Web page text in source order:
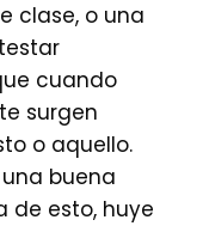
clase, o una
cuando
surgen
o aquello.
buena
de esto, huye